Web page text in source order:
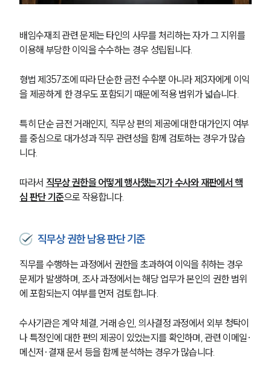
배임수재죄 관련 문제는 타인의 사무를 처리하는 자가 그 지위를
이용해 부당한 이익을 수수하는 경우 성립됩니다.
형법 제357조에 따라 단순한 금전 수수뿐 아니라 제3자에게 이익
을 제공하게 한 경우도 포함되기 때문에 적용 범위가 넓습니다.
특히 단순 금전 거래인지, 직무상 편의 제공에 대한 대가인지 여부
를 중심으로 대가성과 직무 관련성을 함께 검토하는 경우가 많습
니다.
따라서 직무상 권한을 어떻게 행사했는지가 수사와 재판에서 핵
심 판단 기준으로 작용합니다.
직무상 권한 남용 판단 기준
직무를 수행하는 과정에서 권한을 초과하여 이익을 취하는 경우
문제가 발생하며, 조사 과정에서는 해당 업무가 본인의 권한 범위
에 포함되는지 여부를 먼저 검토합니다.
수사기관은 계약 체결, 거래 승인, 의사결정 과정에서 외부 청탁이
나 특정인에 대한 편의 제공이 있었는지를 확인하며, 관련 이메일·
메신저·결재 문서 등을 함께 분석하는 경우가 많습니다.